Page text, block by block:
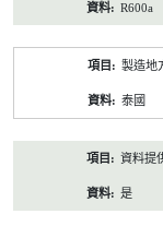
R600a
製造地
泰國
資料提
是